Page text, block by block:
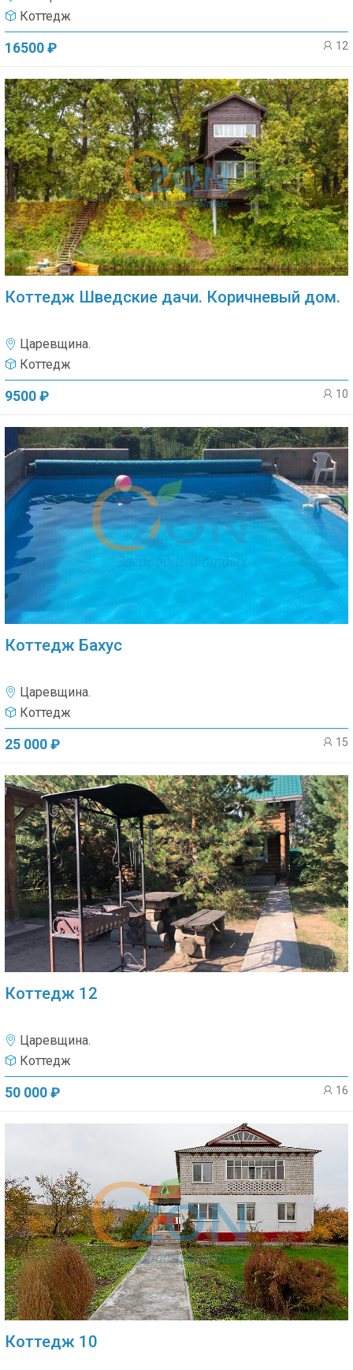
Коттедж
16500 ₽ 12
Коттедж Шведские дачи. Коричневый дом.
Царевщина.
Коттедж
9500 ₽ 10
Коттедж Бахус
Царевщина.
Коттедж
25 000 ₽ 15
Коттедж 12
Царевщина.
Коттедж
50 000 ₽ 16
Коттедж 10